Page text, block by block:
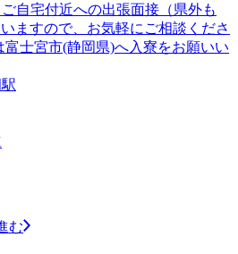
自宅付近への出張面接（県外も
ますので、お気軽にご相談くださ
士宮市(静岡県)へ入寮をお願いい
む